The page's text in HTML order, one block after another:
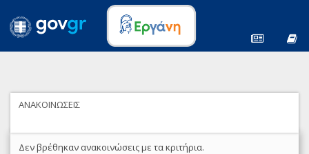
ΑΝΑΚΟΙΝΩΣΕΙΣ
Δεν βρέθηκαν ανακοινώσεις με τα κριτήρια.